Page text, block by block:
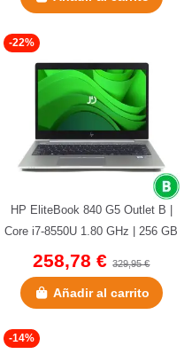
-22%
HP EliteBook 840 G5 Outlet B |
Core i7-8550U 1.80 GHz | 256 GB
NVMe | 16 GB DDR4 | 14"...
258,78 €329,95 €
Añadir al carrito
-14%